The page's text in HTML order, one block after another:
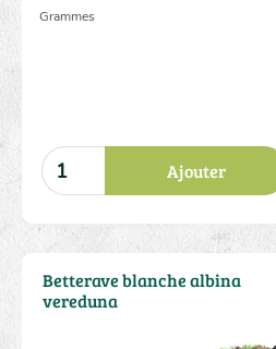
Grammes
Ajouter
Betterave blanche albina
vereduna